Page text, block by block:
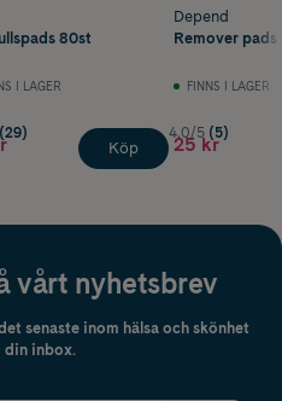
80st
I LAGER
(29)
Köp
Depend
Remover pads
FINNS I LAGER
4.0/5 (5)
25 kr
vårt nyhetsbrev
senaste inom hälsa och skönhet
inbox.